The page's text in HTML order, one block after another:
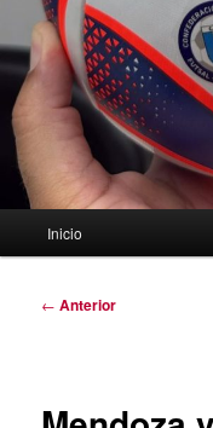
Inicio
Navegación
← Anterior